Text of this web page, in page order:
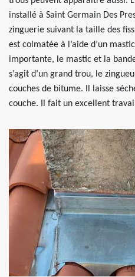
installé à Saint Germain Des
zinguerie suivant la taille des
est colmatée à l’aide d’un
importante, le mastic et la
s’agit d’un grand trou, le
couches de bitume. Il laisse
couche. Il fait un excellent